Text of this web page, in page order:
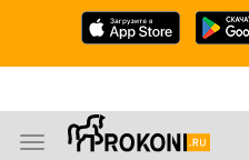
М